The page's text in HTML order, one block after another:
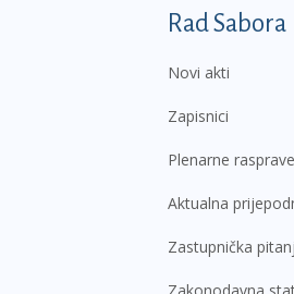
Rad Sabora
Novi akti
Zapisnici
Plenarne rasprave
Aktualna
Zastupnička